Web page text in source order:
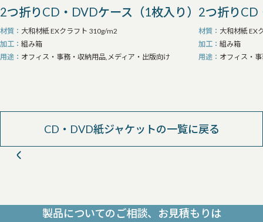
2つ折りCD・DVDケース（1枚入り）
材質
大和材紙 EXクラフト 310g/m2
加工
組み箱
用途
オフィス・事務・収納用品,メディア・出版向け
2つ折りCD
材質
大和材紙 EX
加工
組み箱
用途
オフィス・
CD・DVD紙ジャケットの一覧に戻る
製品についてのご相談、お見積もりは